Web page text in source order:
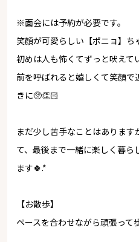
※面会には予約が必要です。
笑顔が可愛らしい【ポニョ】ち
初めは人も怖くてずっと吠えて
前を呼ばれると嬉しくて笑顔
きに🥺👏🏻
まだ少し苦手なことはありま
て、最後まで一緒に楽しく暮
ます🍀.*
【お散歩】
ペースを合わせながら頑張っ